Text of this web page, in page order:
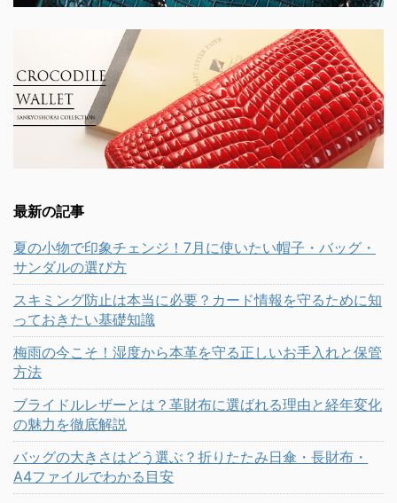
最新の記事
夏の小物で印象チェンジ！7月に使いたい帽子・バッグ・
サンダルの選び方
スキミング防止は本当に必要？カード情報を守るために知
っておきたい基礎知識
梅雨の今こそ！湿度から本革を守る正しいお手入れと保管
方法
ブライドルレザーとは？革財布に選ばれる理由と経年変化
の魅力を徹底解説
バッグの大きさはどう選ぶ？折りたたみ日傘・長財布・
A4ファイルでわかる目安